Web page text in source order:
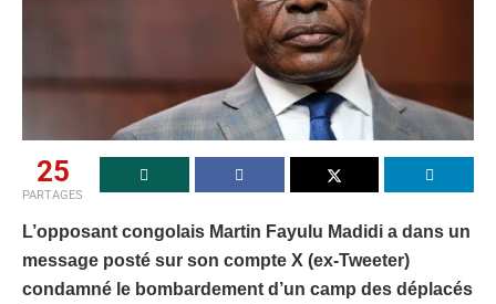
25
PARTAGES
L’opposant congolais Martin Fayulu Madidi a dans un
message posté sur son compte X (ex-Tweeter)
condamné le bombardement d’un camp des déplacés